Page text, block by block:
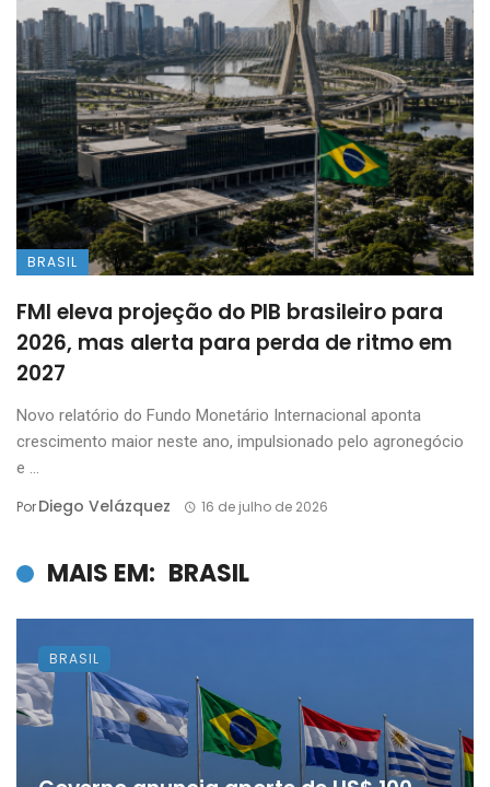
BRASIL
FMI eleva projeção do PIB brasileiro para
2026, mas alerta para perda de ritmo em
2027
Novo relatório do Fundo Monetário Internacional aponta
crescimento maior neste ano, impulsionado pelo agronegócio
e ...
PorDiego Velázquez 16 de julho de 2026
MAIS EM: BRASIL
BRASIL